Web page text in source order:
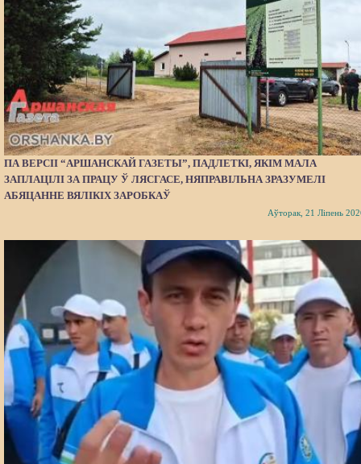
ПА ВЕРСІІ “АРШАНСКАЙ ГАЗЕТЫ”, ПАДЛЕТКІ, ЯКІМ МАЛА
ЗАПЛАЦІЛІ ЗА ПРАЦУ Ў ЛЯСГАСЕ, НЯПРАВІЛЬНА ЗРАЗУМЕЛІ
АБЯЦАННЕ ВЯЛІКІХ ЗАРОБКАЎ
Аўторак, 21 Ліпень